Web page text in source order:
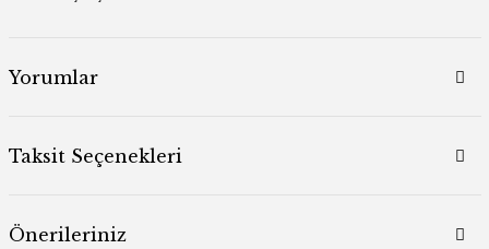
Yorumlar
Taksit Seçenekleri
Önerileriniz